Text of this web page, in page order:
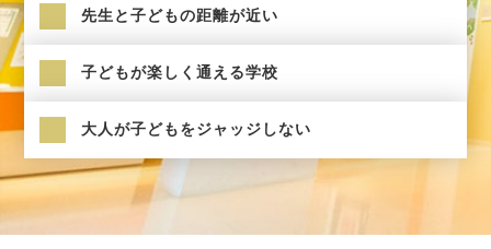
先生と子どもの距離が近い
子どもが楽しく通える学校
大人が子どもをジャッジしない